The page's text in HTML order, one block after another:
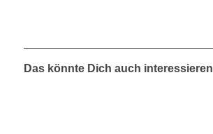
Das könnte Dich auch interessieren